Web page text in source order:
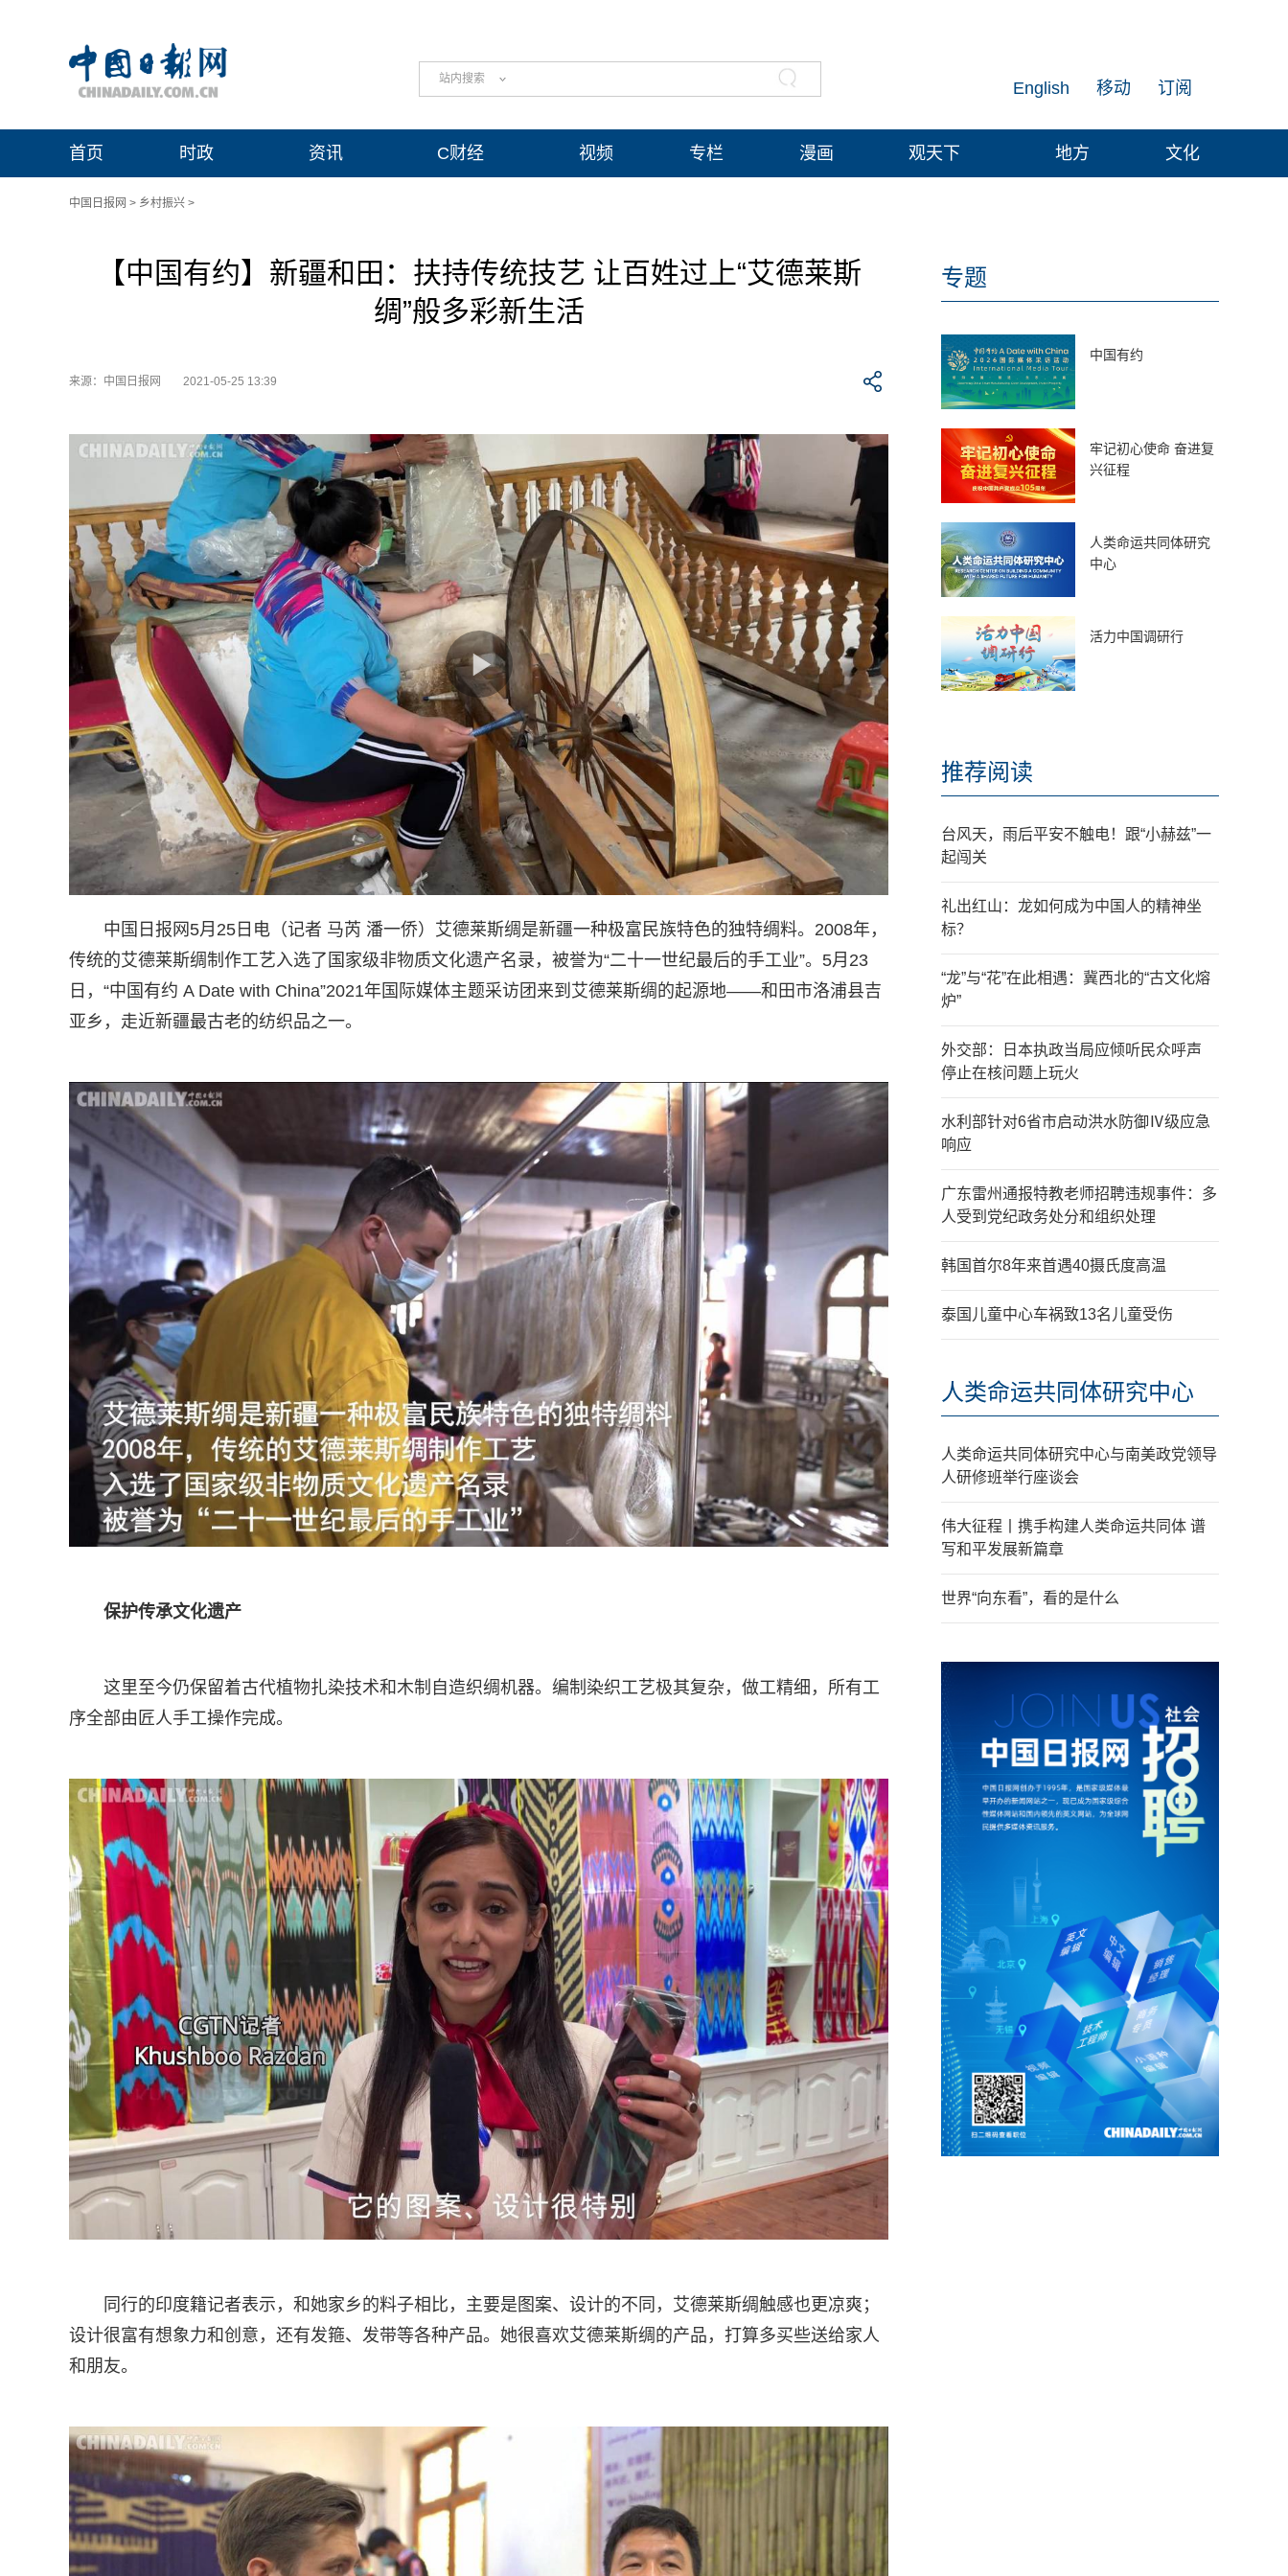
站内搜索 订阅
移动
English
首页 时政 资讯 C财经 视频 专栏 漫画 观天下 地方 文化
中国日报网 > 乡村振兴 >
【中国有约】新疆和田：扶持传统技艺 让百姓过上“艾德莱斯
绸”般多彩新生活
来源：中国日报网 2021-05-25 13:39
中国日报网5月25日电（记者 马芮 潘一侨）艾德莱斯绸是新疆一种极富民族特色的独特绸料。2008年，
传统的艾德莱斯绸制作工艺入选了国家级非物质文化遗产名录，被誉为“二十一世纪最后的手工业”。5月23
日，“中国有约 A Date with China”2021年国际媒体主题采访团来到艾德莱斯绸的起源地——和田市洛浦县吉
亚乡，走近新疆最古老的纺织品之一。
保护传承文化遗产
这里至今仍保留着古代植物扎染技术和木制自造织绸机器。编制染织工艺极其复杂，做工精细，所有工
序全部由匠人手工操作完成。
同行的印度籍记者表示，和她家乡的料子相比，主要是图案、设计的不同，艾德莱斯绸触感也更凉爽；
设计很富有想象力和创意，还有发箍、发带等各种产品。她很喜欢艾德莱斯绸的产品，打算多买些送给家人
和朋友。
专题
中国有约
牢记初心使命 奋进复
兴征程
人类命运共同体研究
中心
活力中国调研行
推荐阅读
台风天，雨后平安不触电！跟“小赫兹”一
起闯关
礼出红山：龙如何成为中国人的精神坐
标？
“龙”与“花”在此相遇：冀西北的“古文化熔
炉”
外交部：日本执政当局应倾听民众呼声
停止在核问题上玩火
水利部针对6省市启动洪水防御Ⅳ级应急
响应
广东雷州通报特教老师招聘违规事件：多
人受到党纪政务处分和组织处理
韩国首尔8年来首遇40摄氏度高温
泰国儿童中心车祸致13名儿童受伤
人类命运共同体研究中心
人类命运共同体研究中心与南美政党领导
人研修班举行座谈会
伟大征程丨携手构建人类命运共同体 谱
写和平发展新篇章
世界“向东看”，看的是什么